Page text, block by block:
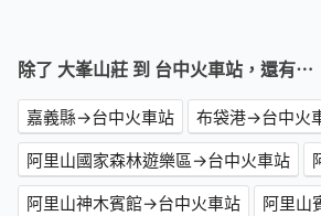
除了 大峯山莊 到 台中火車站，還有⋯
嘉義縣→台中火車站
布袋港→台中火
阿里山國家森林遊樂區→台中火車站
阿里山神木賓館→台中火車站
阿里山